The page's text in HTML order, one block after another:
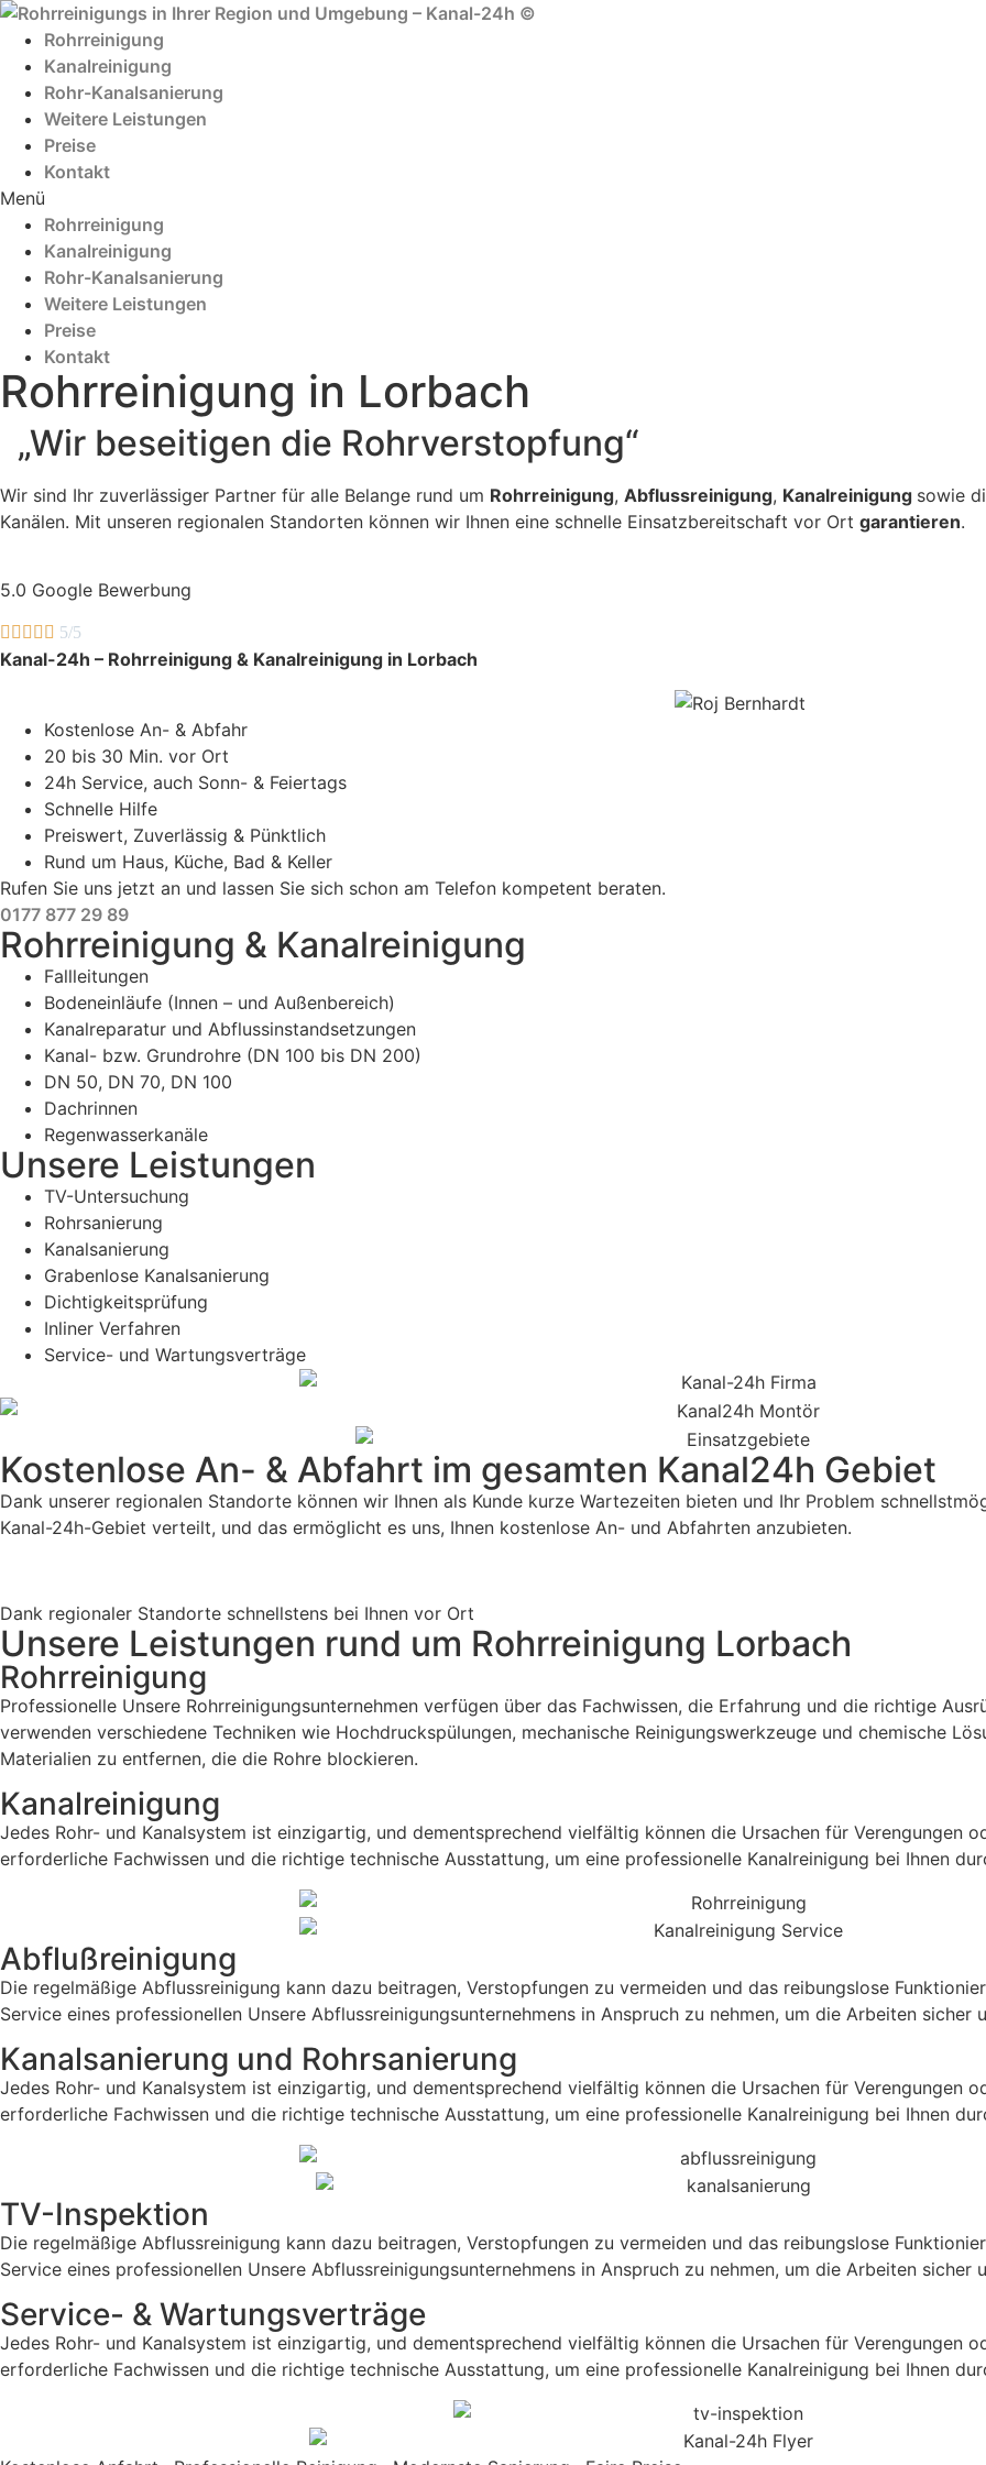
Zum
Inhalt
wechseln
Rohrreinigung
Kanalreinigung
Rohr-Kanalsanierung
Weitere Leistungen
Preise
Kontakt
Menü
Rohrreinigung
Kanalreinigung
Rohr-Kanalsanierung
Weitere Leistungen
Preise
Kontakt
Rohrreinigung in Lorbach
„Wir beseitigen die Rohrverstopfung“
Wir sind Ihr zuverlässiger Partner für alle Belange rund um Rohrreinigung, Abflussreinigung, Kanalreinigung sowie
Kanälen. Mit unseren regionalen Standorten können wir Ihnen eine schnelle Einsatzbereitschaft vor Ort garantieren.
5.0 Google Bewerbung
     5/5
Kanal-24h – Rohrreinigung & Kanalreinigung in Lorbach
Kostenlose An- & Abfahr
20 bis 30 Min. vor Ort
24h Service, auch Sonn- & Feiertags
Schnelle Hilfe
Preiswert, Zuverlässig & Pünktlich
Rund um Haus, Küche, Bad & Keller
Rufen Sie uns jetzt an und lassen Sie sich schon am Telefon kompetent beraten.
0177 877 29 89
Rohrreinigung & Kanalreinigung
Fallleitungen
Bodeneinläufe (Innen – und Außenbereich)
Kanalreparatur und Abflussinstandsetzungen
Kanal- bzw. Grundrohre (DN 100 bis DN 200)
DN 50, DN 70, DN 100
Dachrinnen
Regenwasserkanäle
Unsere Leistungen
TV-Untersuchung
Rohrsanierung
Kanalsanierung
Grabenlose Kanalsanierung
Dichtigkeitsprüfung
Inliner Verfahren
Service- und Wartungsverträge
Kostenlose An- & Abfahrt im gesamten Kanal24h Gebiet
Dank unserer regionalen Standorte können wir Ihnen als Kunde kurze Wartezeiten bieten und Ihr Problem
Kanal-24h-Gebiet verteilt, und das ermöglicht es uns, Ihnen kostenlose An- und Abfahrten anzubieten.
Dank regionaler Standorte schnellstens bei Ihnen vor Ort
Unsere Leistungen rund um Rohrreinigung Lorbach
Rohrreinigung
Professionelle Unsere Rohrreinigungsunternehmen verfügen über das Fachwissen, die Erfahrung und die richtige
verwenden verschiedene Techniken wie Hochdruckspülungen, mechanische Reinigungswerkzeuge und chemische
Materialien zu entfernen, die die Rohre blockieren.
Kanalreinigung
Jedes Rohr- und Kanalsystem ist einzigartig, und dementsprechend vielfältig können die Ursachen für Verengungen
erforderliche Fachwissen und die richtige technische Ausstattung, um eine professionelle Kanalreinigung bei Ihnen
Abflußreinigung
Die regelmäßige Abflussreinigung kann dazu beitragen, Verstopfungen zu vermeiden und das reibungslose
Service eines professionellen Unsere Abflussreinigungsunternehmens in Anspruch zu nehmen, um die Arbeiten sicher
Kanalsanierung und Rohrsanierung
Jedes Rohr- und Kanalsystem ist einzigartig, und dementsprechend vielfältig können die Ursachen für Verengungen
erforderliche Fachwissen und die richtige technische Ausstattung, um eine professionelle Kanalreinigung bei Ihnen
TV-Inspektion
Die regelmäßige Abflussreinigung kann dazu beitragen, Verstopfungen zu vermeiden und das reibungslose
Service eines professionellen Unsere Abflussreinigungsunternehmens in Anspruch zu nehmen, um die Arbeiten sicher
Service- & Wartungsverträge
Jedes Rohr- und Kanalsystem ist einzigartig, und dementsprechend vielfältig können die Ursachen für Verengungen
erforderliche Fachwissen und die richtige technische Ausstattung, um eine professionelle Kanalreinigung bei Ihnen